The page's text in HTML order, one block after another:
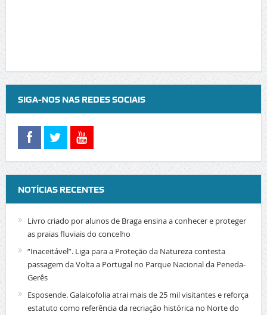
SIGA-NOS NAS REDES SOCIAIS
NOTÍCIAS RECENTES
Livro criado por alunos de Braga ensina a conhecer e proteger
as praias fluviais do concelho
“Inaceitável”. Liga para a Proteção da Natureza contesta
passagem da Volta a Portugal no Parque Nacional da Peneda-
Gerês
Esposende. Galaicofolia atrai mais de 25 mil visitantes e reforça
estatuto como referência da recriação histórica no Norte do